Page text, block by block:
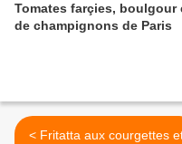
Tomates farçies, boulgour
de champignons de Paris
< Fritatta aux courgettes et